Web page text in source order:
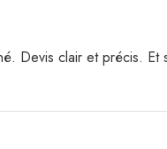
Devis clair et précis.